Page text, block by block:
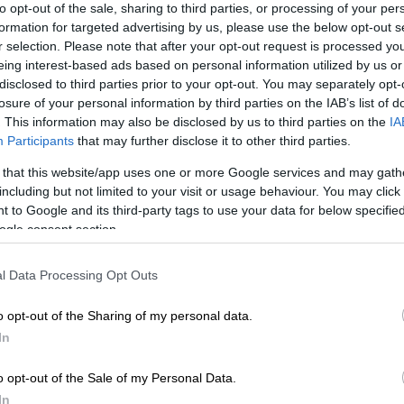
opt-out of the sale, sharing to third parties, or processing of your
for targeted advertising by us, please use the below opt-out
selection. Please note that after your opt-out request is processed
interest-based ads based on personal information utilized by us
to third parties prior to your opt-out. You may separately
of your personal information by third parties on the IAB’s list of
This information may also be disclosed by us to third parties on the
Participants that may further disclose it to other third parties.
that this website/app uses one or more Google services and may
but not limited to your visit or usage behaviour. You may
to Google and its third-party tags to use your data for below
consent section.
Data Processing Opt Outs
opt-out of the Sharing of my personal data.
opt-out of the Sale of my Personal Data.
παραχώρησε την πρώτη του
Δανίας. Σε ένα δεύτερο απόσπασμα που
τις στιγμές που σόκαραν τον
του στο παιχνίδι με την Φινλανδία.
πρώτη του συνέντευξη: «Για
με την ομάδα της γειτονιάς